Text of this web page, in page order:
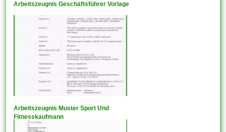
Arbeitszeugnis Geschäftsführer Vorlage
Arbeitszeugnis Muster Sport Und
Fitnesskaufmann